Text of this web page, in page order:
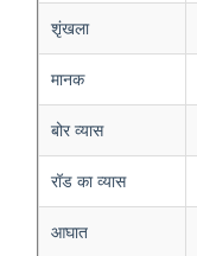
शृंखला
मानक
बोर व्यास
रॉड का व्यास
आघात